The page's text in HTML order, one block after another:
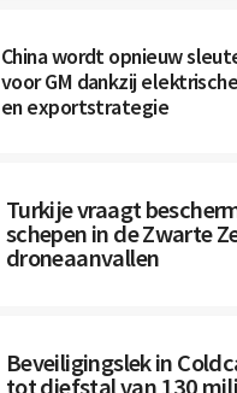
China wordt opnieuw
voor GM dankzij
en exportstrategie
Turkije vraagt
schepen in de Zwarte
droneaanvallen
Beveiligingslek in